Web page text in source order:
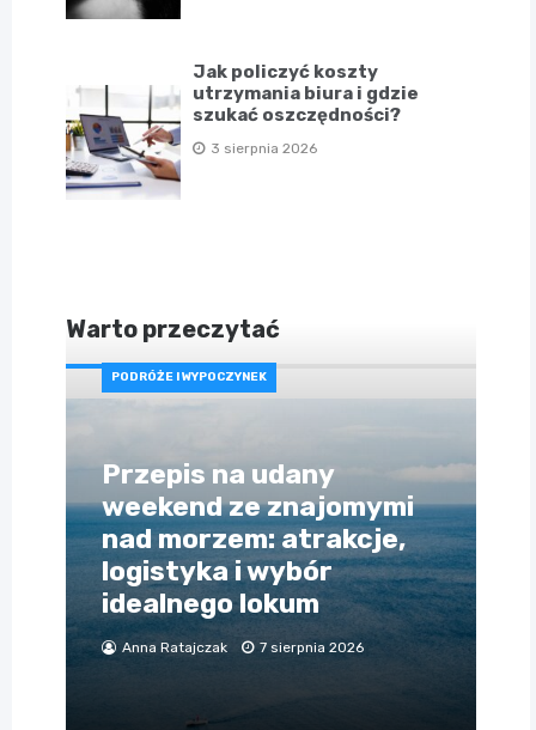
Jak policzyć koszty
utrzymania biura i gdzie
szukać oszczędności?
3 sierpnia 2026
Warto przeczytać
PODRÓŻE I WYPOCZYNEK
Przepis na udany
weekend ze znajomymi
nad morzem: atrakcje,
logistyka i wybór
idealnego lokum
Anna Ratajczak 7 sierpnia 2026